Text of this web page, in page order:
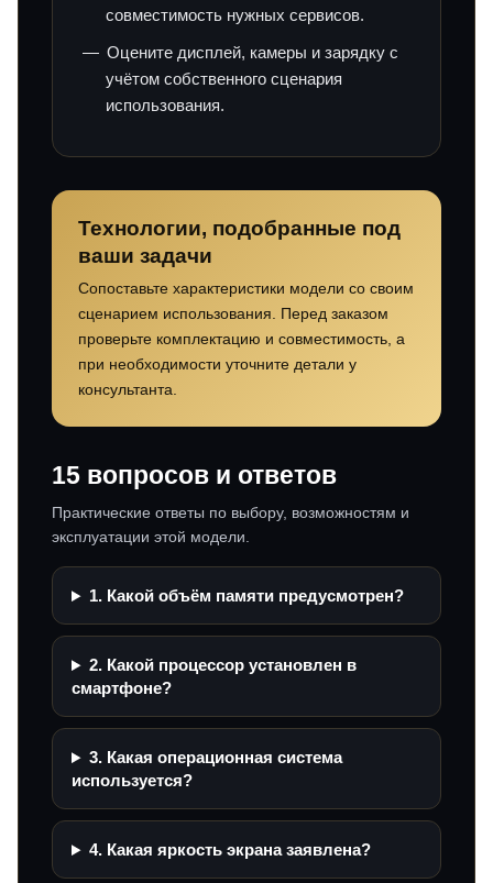
совместимость нужных сервисов.
Оцените дисплей, камеры и зарядку с
учётом собственного сценария
использования.
Технологии, подобранные под
ваши задачи
Сопоставьте характеристики модели со своим
сценарием использования. Перед заказом
проверьте комплектацию и совместимость, а
при необходимости уточните детали у
консультанта.
15 вопросов и ответов
Практические ответы по выбору, возможностям и
эксплуатации этой модели.
1. Какой объём памяти предусмотрен?
2. Какой процессор установлен в
смартфоне?
3. Какая операционная система
используется?
4. Какая яркость экрана заявлена?